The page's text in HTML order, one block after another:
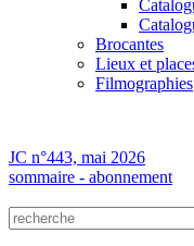
Brocantes
Lieux et
Filmographies
JC n°443, mai 2026
sommaire - abonnement